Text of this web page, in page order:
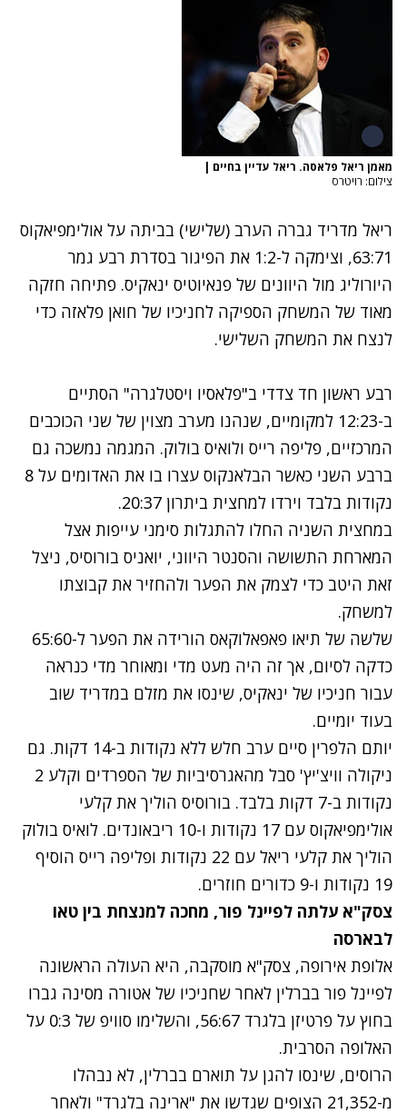
מאמן ריאל פלאסה. ריאל עדיין בחיים |
צילום: רויטרס
ריאל מדריד גברה הערב (שלישי) בביתה על אולימפיאקוס
63:71, וצימקה ל-1:2 את הפיגור בסדרת רבע גמר
היורוליג מול היוונים של פנאיוטיס ינאקיס. פתיחה חזקה
מאוד של המשחק הספיקה לחניכיו של חואן פלאזה כדי
לנצח את המשחק השלישי.
רבע ראשון חד צדדי ב"פלאסיו ויסטלגרה" הסתיים
ב-12:23 למקומיים, שנהנו מערב מצוין של שני הכוכבים
המרכזיים, פליפה רייס ולואיס בולוק. המגמה נמשכה גם
ברבע השני כאשר הבלאנקוס עצרו בו את האדומים על 8
נקודות בלבד וירדו למחצית ביתרון 20:37.
במחצית השניה החלו להתגלות סימני עייפות אצל
המארחת התשושה והסנטר היווני, יואניס בורוסיס, ניצל
זאת היטב כדי לצמק את הפער ולהחזיר את קבוצתו
למשחק.
שלשה של תיאו פאפאלוקאס הורידה את הפער ל-65:60
כדקה לסיום, אך זה היה מעט מדי ומאוחר מדי כנראה
עבור חניכיו של ינאקיס, שינסו את מזלם במדריד שוב
בעוד יומיים.
יותם הלפרין סיים ערב חלש ללא נקודות ב-14 דקות. גם
ניקולה וויצ'יץ' סבל מהאגרסיביות של הספרדים וקלע 2
נקודות ב-7 דקות בלבד. בורוסיס הוליך את קלעי
אולימפיאקוס עם 17 נקודות ו-10 ריבאונדים. לואיס בולוק
הוליך את קלעי ריאל עם 22 נקודות ופליפה רייס הוסיף
19 נקודות ו-9 כדורים חוזרים.
צסק"א עלתה לפיינל פור, מחכה למנצחת בין טאו
לבארסה
אלופת אירופה, צסק"א מוסקבה, היא העולה הראשונה
לפיינל פור בברלין לאחר שחניכיו של אטורה מסינה גברו
בחוץ על פרטיזן בלגרד 56:67, והשלימו סוויפ של 0:3 על
האלופה הסרבית.
הרוסים, שינסו להגן על תוארם בברלין, לא נבהלו
מ-21,352 הצופים שגדשו את "ארינה בלגרד" ולאחר